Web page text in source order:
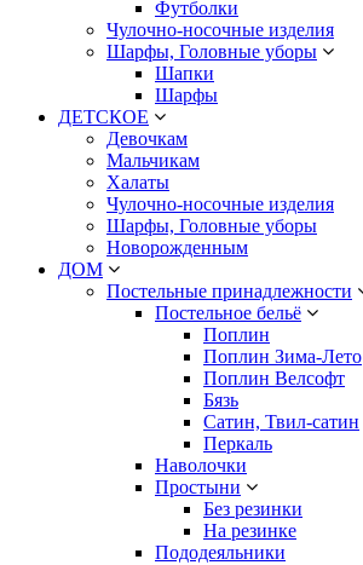
Футболки
Чулочно-носочные изделия
Шарфы, Головные уборы
Шапки
Шарфы
ДЕТСКОЕ
Девочкам
Мальчикам
Халаты
Чулочно-носочные изделия
Шарфы, Головные уборы
Новорожденным
ДОМ
Постельные принадлежности
Постельное бельё
Поплин
Поплин Зима-Лето
Поплин Велсофт
Бязь
Сатин, Твил-сатин
Перкаль
Наволочки
Простыни
Без резинки
На резинке
Пододеяльники